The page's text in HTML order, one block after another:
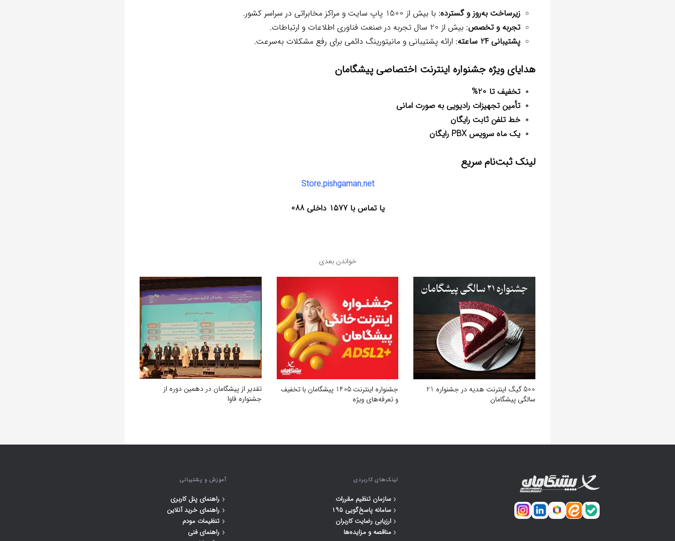
زیرساخت به‌روز و گسترده: با بیش از 1500 پاپ سایت و مراکز مخابراتی در سراسر کشور.
تجربه و تخصص: بیش از 20 سال تجربه در صنعت فناوری اطلاعات و ارتباطات.
پشتیبانی 24 ساعته
: ارائه پشتیبانی و مانیتورینگ دائمی برای رفع مشکلات به‌سرعت.
هدایای ویژه جشنواره اینترنت اختصاصی پیشگامان
تخفیف تا 20%
تأمین تجهیزات رادیویی به صورت امانی
خط تلفن ثابت رایگان
یک ماه سرویس PBX رایگان
لینک ثبت‌نام سریع
Store.pishgaman.net
یا تماس با 1577 داخلی 088
خواندن بعدی
تقدیر از پیشگامان در دهمین دوره از
جشنواره فاوا
جشنواره اینترنت 1405 پیشگامان با تخفیف
و تعرفه‌های ویژه
500 گیگ اینترنت هدیه در جشنواره 21
سالگی پیشگامان
لینک‌های کاربردی
‹ سازمان تنظیم مقررات
‹ سامانه پاسخ‌گویی ۱۹۵
‹ ارزیابی رضایت کاربران
‹ مناقصه و مزایده‌ها
آموزش و پشتیبانی
‹ راهنمای پنل کاربری
‹ راهنمای خرید آنلاین
‹ تنظیمات مودم
‹ راهنمای فنی